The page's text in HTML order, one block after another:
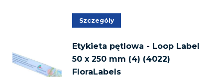
Szczegóły
Etykieta pętlowa - Loop Label
50 x 250 mm (4) (4022)
FloraLabels